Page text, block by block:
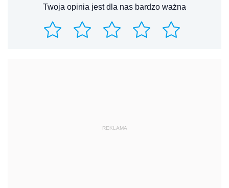
Twoja opinia jest dla nas bardzo ważna
REKLAMA